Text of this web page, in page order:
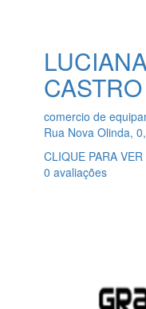
comercio de
Rua Nova Olinda,
CLIQUE PARA
0 avaliações